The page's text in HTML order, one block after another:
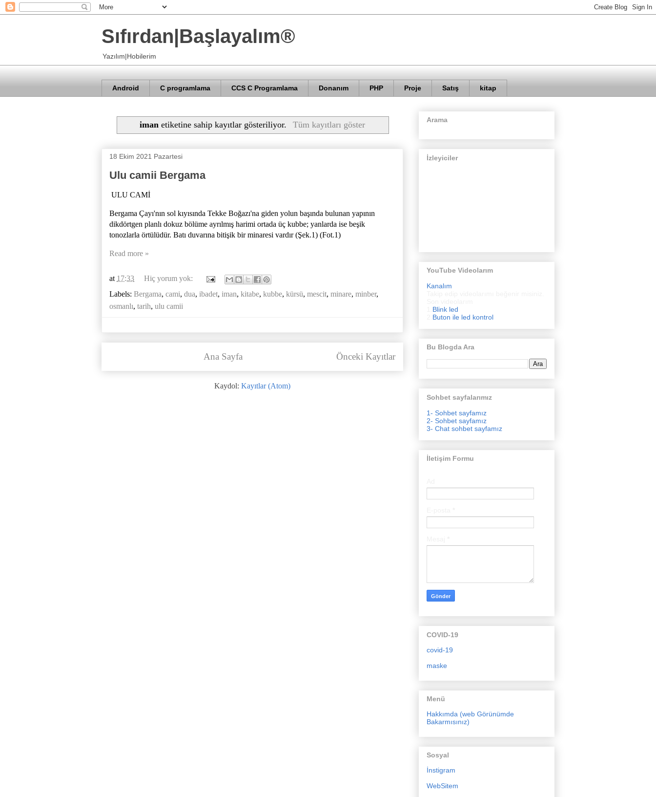
Sıfırdan|Başlayalım®
Yazılım|Hobilerim
Android C programlama CCS C Programlama Donanım PHP Proje Satış kitap
iman etiketine sahip kayıtlar gösteriliyor. Tüm kayıtları göster
18 Ekim 2021 Pazartesi
Ulu camii Bergama
ULU CAMİ
Bergama Çayı'nın sol kıyısında Tekke Boğazı'na giden yolun başında bulunan yapının
dikdörtgen planlı dokuz bölüme ayrılmış harimi ortada üç kubbe; yanlarda ise beşik
tonozlarla örtülüdür. Batı duvarına bitişik bir minaresi vardır (Şek.1) (Fot.1)
Read more »
at 17:33
Hiç yorum yok:
Labels: Bergama, cami, dua, ibadet, iman, kitabe, kubbe, kürsü, mescit, minare, minber,
osmanlı, tarih, ulu camii
Önceki Kayıtlar
Ana Sayfa
Kaydol: Kayıtlar (Atom)
Arama
İzleyiciler
YouTube Videolarım
Kanalım
Blink led
Buton ile led kontrol
Bu Blogda Ara
Sohbet sayfalarımız
1- Sohbet sayfamız
2- Sohbet sayfamız
3- Chat sohbet sayfamız
İletişim Formu
COVID-19
covid-19
maske
Menü
Hakkımda (web Görünümde
Bakarmısınız)
Sosyal
İnstigram
WebSitem